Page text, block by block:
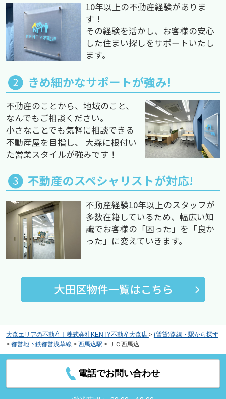
10年以上の不動産経験がありま
す！
その経験を活かし、お客様の安心
した住まい探しをサポートいたし
ます。
きめ細かなサポートが強み!
不動産のことから、地域のこと、
なんでもご相談ください。
小さなことでも気軽に相談できる
不動産屋を目指し、 大森に根付い
た営業スタイルが強みです！
不動産のスペシャリストが対応!
不動産経験10年以上のスタッフが
多数在籍しているため、幅広い知
識でお客様の「困った」を「良か
った」に変えていきます。
大森エリアの不動産｜株式会社KENTY不動産大森店 > (賃貸)路線・駅から探す
> 都営地下鉄都営浅草線 > 西馬込駅 > ＪＣ西馬込
電話でお問い合わせ